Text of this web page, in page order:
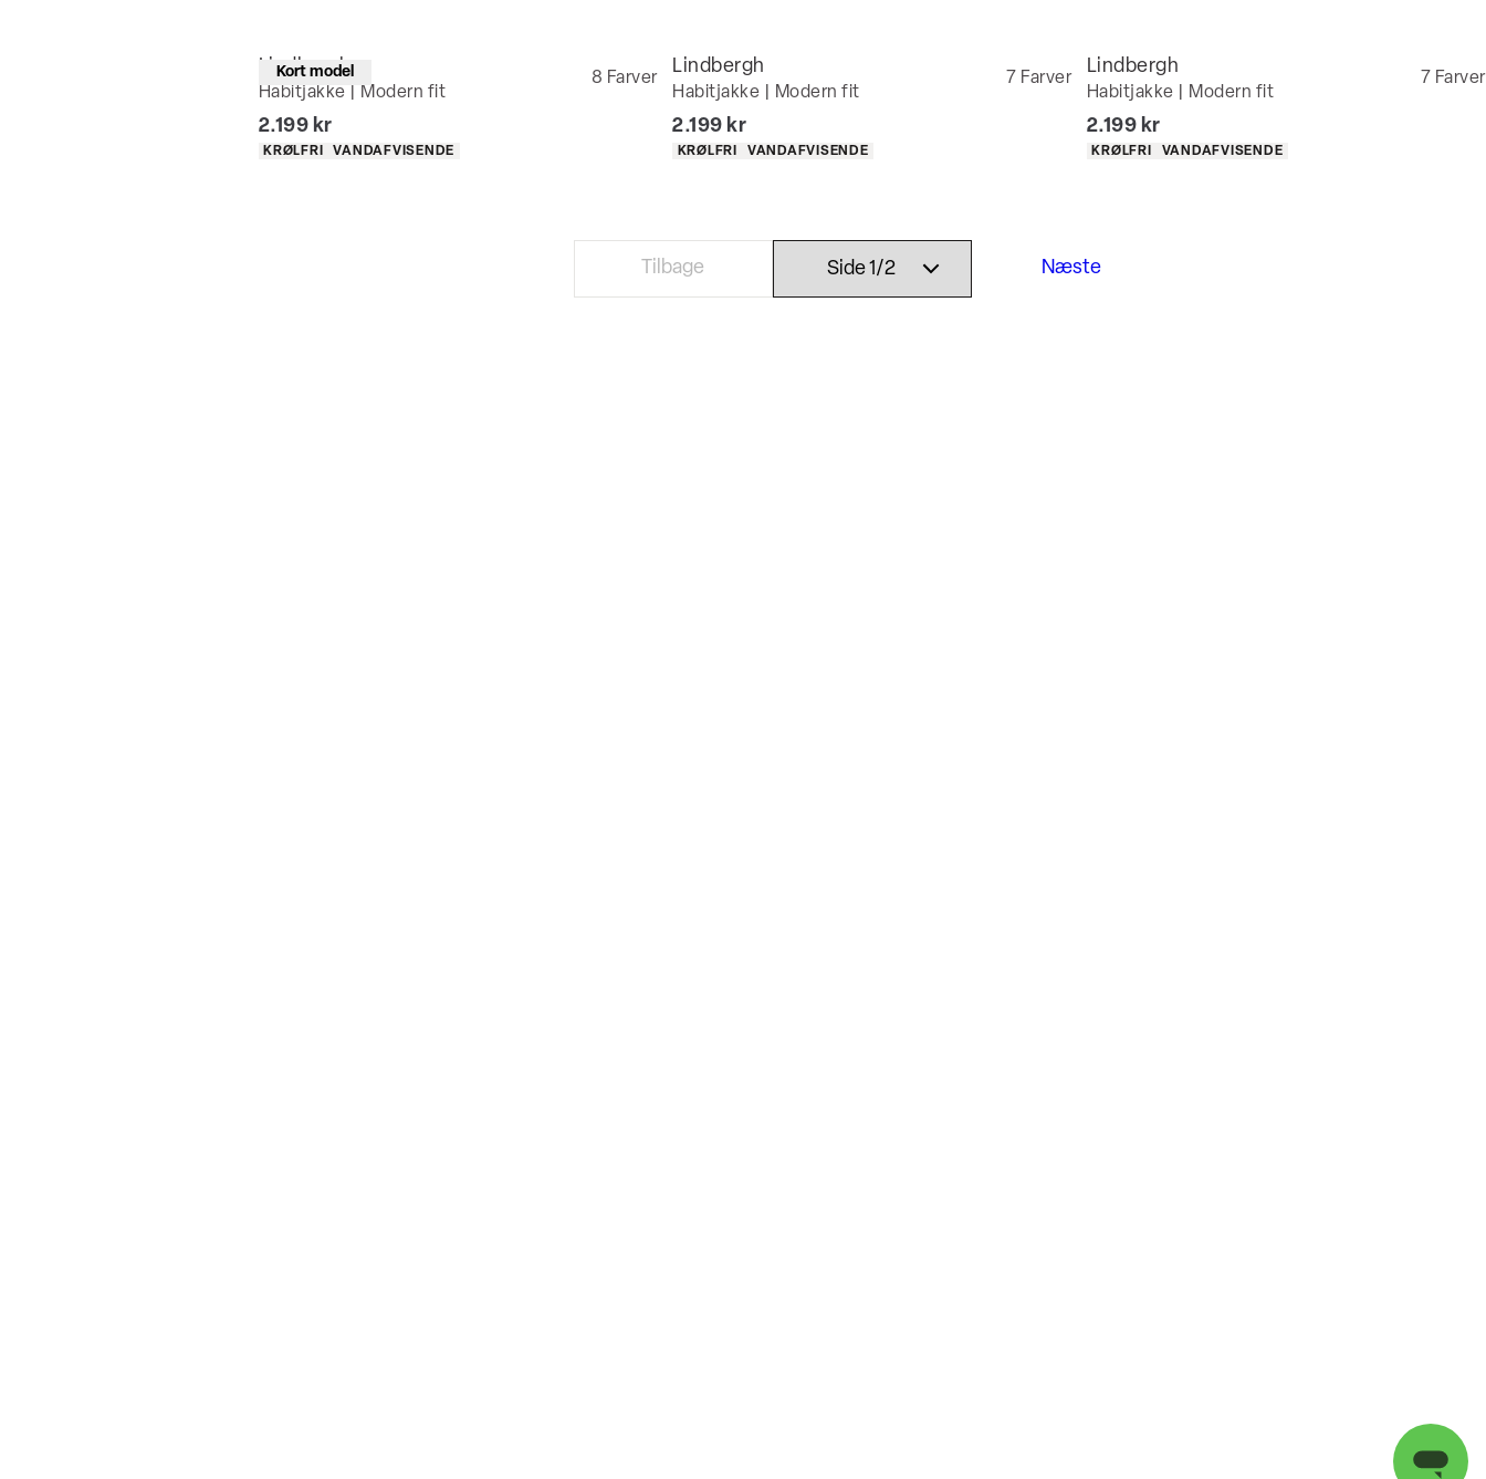
Kort model
Lindbergh
Habitjakke | Modern fit
8 Farver
I alt (inkl. rabat)
2.199 kr
Produkt egenskaber
KRØLFRI VANDAFVISENDE
Lindbergh
Habitjakke | Modern fit
7 Farver
I alt (inkl. rabat)
2.199 kr
Produkt egenskaber
KRØLFRI VANDAFVISENDE
Lindbergh
Habitjakke | Modern fit
7 Farver
I alt (inkl. rabat)
2.199 kr
Produkt egenskaber
KRØLFRI VANDAFVISENDE
Tilbage Næste